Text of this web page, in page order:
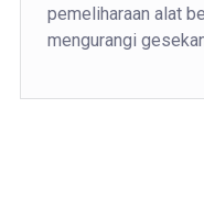
pemeliharaan alat
mengurangi